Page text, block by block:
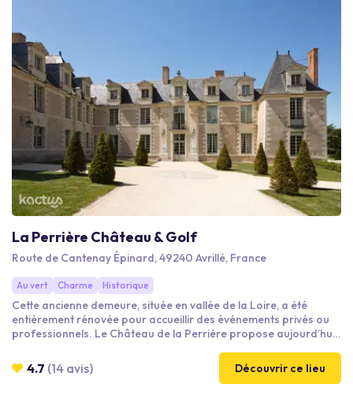
La Perrière Château & Golf
Route de Cantenay Épinard, 49240 Avrillé, France
Au vert Charme Historique
Cette ancienne demeure, située en vallée de la Loire, a été
entièrement rénovée pour accueillir des événements privés ou
professionnels. Le Château de la Perrière propose aujourd’hui
Faites-nous confiance, nous saurons vous conseiller pour créer
un événement réussi et qui vous ressemble!
4.7 (14 avis) Découvrir ce lieu